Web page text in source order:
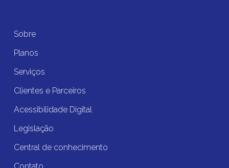
Sobre
Planos
Serviços
Clientes e Parceiros
Acessibilidade Digital
Legislação
Central de conhecimento